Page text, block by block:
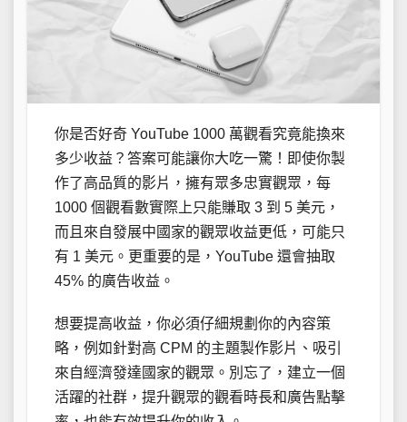
你是否好奇 YouTube 1000 萬觀看究竟能換來
多少收益？答案可能讓你大吃一驚！即使你製
作了高品質的影片，擁有眾多忠實觀眾，每
1000 個觀看數實際上只能賺取 3 到 5 美元，
而且來自發展中國家的觀眾收益更低，可能只
有 1 美元。更重要的是，YouTube 還會抽取
45% 的廣告收益。
想要提高收益，你必須仔細規劃你的內容策
略，例如針對高 CPM 的主題製作影片、吸引
來自經濟發達國家的觀眾。別忘了，建立一個
活躍的社群，提升觀眾的觀看時長和廣告點擊